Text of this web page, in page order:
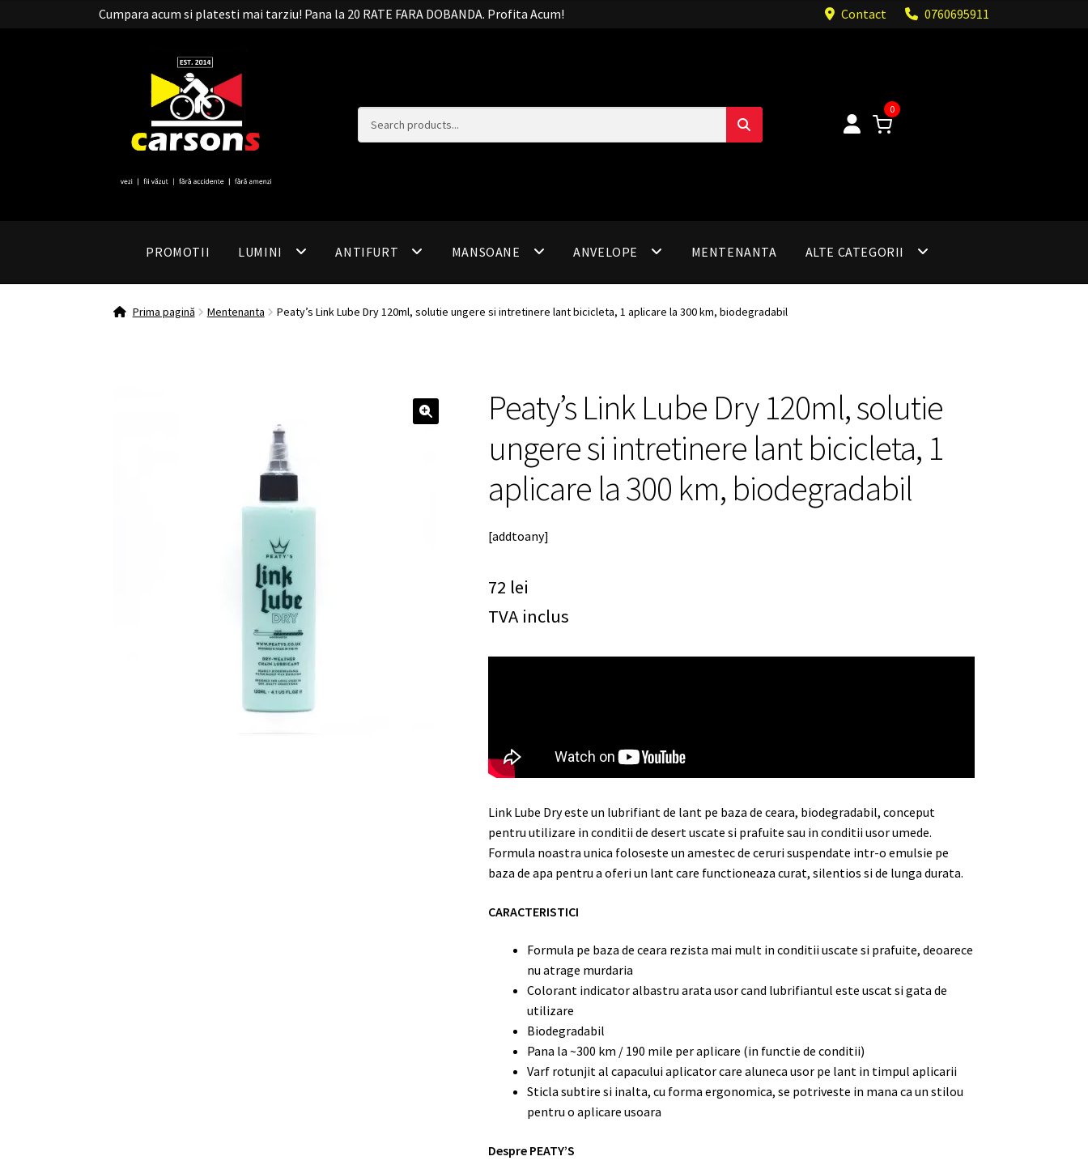
Cumpara acum si platesti mai tarziu! Pana la 20 RATE FARA DOBANDA. Profita Acum! Contact 0760695911
0
PROMOTII LUMINI ANTIFURT MANSOANE ANVELOPE MENTENANTA ALTE CATEGORII
Prima pagină Mentenanta Peaty’s Link Lube Dry 120ml, solutie ungere si intretinere lant bicicleta, 1 aplicare la 300 km, biodegradabil
Peaty’s Link Lube Dry 120ml, solutie
ungere si intretinere lant bicicleta, 1
aplicare la 300 km, biodegradabil
[addtoany]
72 lei
TVA inclus
Link Lube Dry este un lubrifiant de lant pe baza de ceara, biodegradabil, conceput
pentru utilizare in conditii de desert uscate si prafuite sau in conditii usor umede.
Formula noastra unica foloseste un amestec de ceruri suspendate intr-o emulsie pe
baza de apa pentru a oferi un lant care functioneaza curat, silentios si de lunga durata.
CARACTERISTICI
Formula pe baza de ceara rezista mai mult in conditii uscate si prafuite, deoarece
nu atrage murdaria
Colorant indicator albastru arata usor cand lubrifiantul este uscat si gata de
utilizare
Biodegradabil
Pana la ~300 km / 190 mile per aplicare (in functie de conditii)
Varf rotunjit al capacului aplicator care aluneca usor pe lant in timpul aplicarii
Sticla subtire si inalta, cu forma ergonomica, se potriveste in mana ca un stilou
pentru o aplicare usoara
Despre PEATY’S